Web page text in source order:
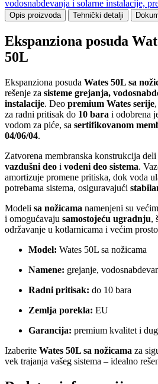
Opis proizvoda Tehnički detalji
Ekspanziona posuda
50L
Ekspanziona posuda Wates 50L sa
rešenje za sisteme grejanja,
instalacije. Deo premium Wates serije
za radni pritisak do 10 bara i odobrena
vodom za piće, sa sertifikovanom
04/06/04.
Zatvorena membranska konstrukcija
vazdušni deo i vodeni deo sistema.
amortizuje promene pritiska, dok voda
potrebama sistema, osiguravajući
Modeli sa nožicama namenjeni su
i omogućavaju samostojeću ugradnju,
održavanje u kotlarnicama i većim
Model: Wates 50L sa nožicama
Namene: grejanje,
Radni pritisak: do 10 bara
Zemlja porekla: EU
Garancija: premium kvalitet i
Izaberite Wates 50L sa nožicama za
vek trajanja vašeg sistema – idealno